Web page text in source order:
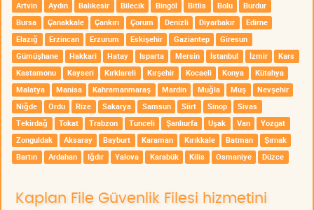
Artvin
Aydın Balıkesir Bilecik Bingöl Bitlis Bolu
Burdur
Bursa
Çanakkale Çankırı Çorum Denizli Diyarbakır
Edirne
Elazığ
Erzincan Erzurum Eskişehir Gaziantep
Giresun
Gümüşhane
Hakkari Hatay Isparta Mersin İstanbul İzmir
Kars
Kastamonu
Kayseri Kırklareli Kırşehir Kocaeli Konya
Kütahya
Malatya
Manisa Kahramanmaraş Mardin Muğla Muş
Nevşehir
Niğde
Ordu Rize Sakarya Samsun Siirt Sinop
Sivas
Tekirdağ
Tokat Trabzon Tunceli Şanlıurfa Uşak Van
Yozgat
Zonguldak
Aksaray Bayburt Karaman Kırıkkale Batman
Şırnak
Bartın
Ardahan Iğdır Yalova Karabük Kilis Osmaniye Düzce
Kaplan File Güvenlik Filesi hizmetini